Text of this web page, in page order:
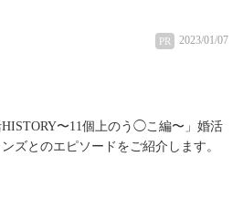
PR 2023/01/07
〜11個上のう◯こ編〜」婚活
ズとのエピソードをご紹介します。